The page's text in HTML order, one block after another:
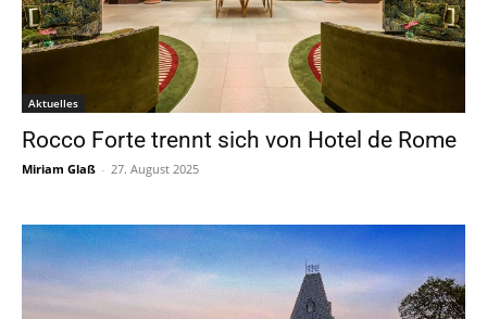
Aktuelles
Rocco Forte trennt sich von Hotel de Rome
Miriam Glaß - 27. August 2025